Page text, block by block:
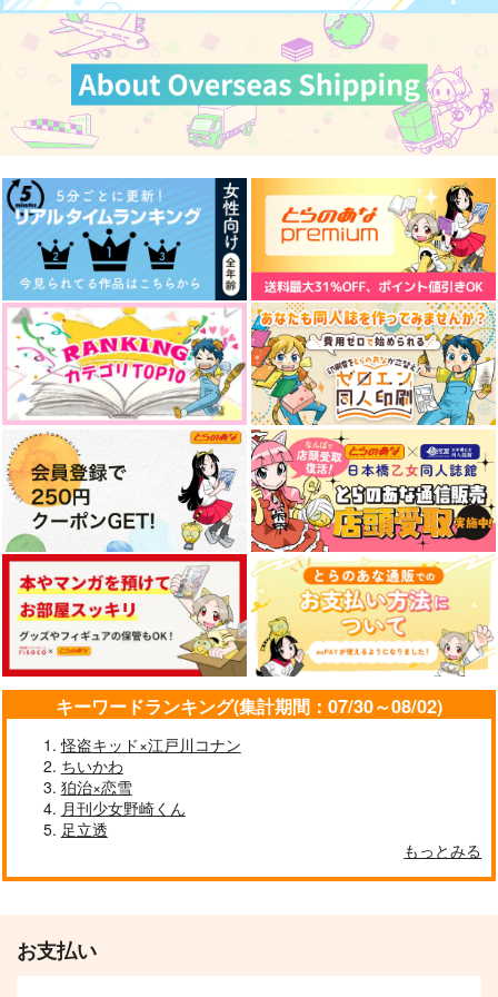
キーワードランキング(集計期間：07/30～08/02)
怪盗キッド×江戸川コナン
ちいかわ
狛治×恋雪
月刊少女野崎くん
足立透
もっとみる
お支払い